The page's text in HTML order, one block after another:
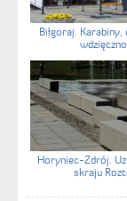
Biłgoraj.
Horyniec-Zdrój.
skraju